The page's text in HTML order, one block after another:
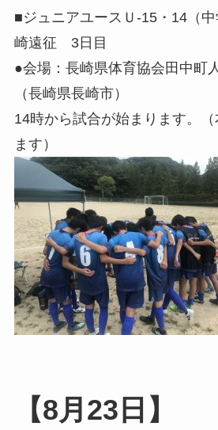
■ジュニアユースＵ-15・14（
崎遠征 3日目
●会場：長崎県体育協会田中町
（長崎県長崎市）
14時から試合が始まります。
ます）
【8月23日】